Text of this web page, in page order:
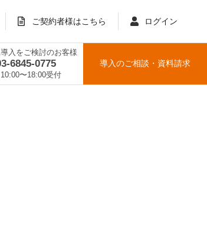
ご契約者様はこちら ログイン
入をご検討のお客様
6845-0775
〜18:00受付
導入のご相談 ・ 資料請求